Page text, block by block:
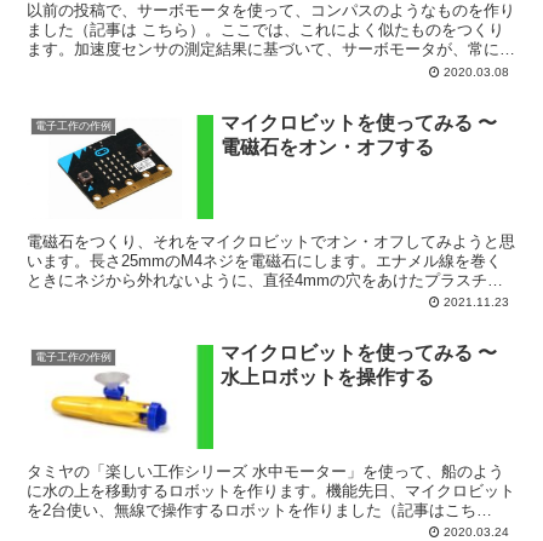
以前の投稿で、サーボモータを使って、コンパスのようなものを作り
ました（記事は こちら）。ここでは、これによく似たものをつくり
ます。加速度センサの測定結果に基づいて、サーボモータが、常に水
平を示すようにします。機能サーボモータ（SG92R）を...2020.03.08
電子工作の作例
マイクロビットを使ってみる 〜
電磁石をオン・オフする
電磁石をつくり、それをマイクロビットでオン・オフしてみようと思
います。長さ25mmのM4ネジを電磁石にします。エナメル線を巻く
ときにネジから外れないように、直径4mmの穴をあけたプラスチッ
ク板2枚も用意しておきます。こちらのエナメル線を2メ... 2021.11.23
電子工作の作例
マイクロビットを使ってみる 〜
水上ロボットを操作する
タミヤの「楽しい工作シリーズ 水中モーター」を使って、船のよう
に水の上を移動するロボットを作ります。機能先日、マイクロビット
を2台使い、無線で操作するロボットを作りました（記事はこち
ら）。このロボットでは、送信側のマイクロビットを傾けること...
2020.03.24